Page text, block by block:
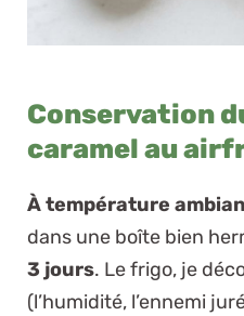
Conservation
caramel au
À température
dans une boîte bien
3 jours. Le frigo, je
(l’humidité, l’ennemi